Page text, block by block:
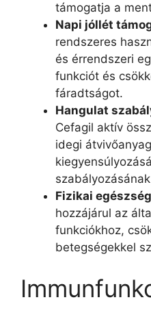
támogatja a
Napi jóllét
rendszeres
és érrendszeri
funkciót és
fáradtságot.
Hangulat
Cefagil aktív
idegi
Fizikai
hozzájárul az
funkciókhoz,
betegségekkel